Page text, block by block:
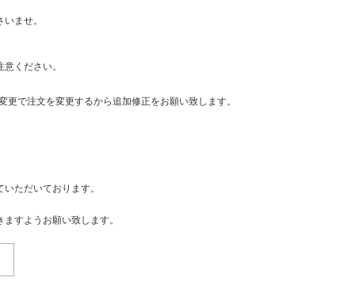
ませ。
ください。
で注文を変更するから追加修正をお願い致します。
ただいております。
すようお願い致します。